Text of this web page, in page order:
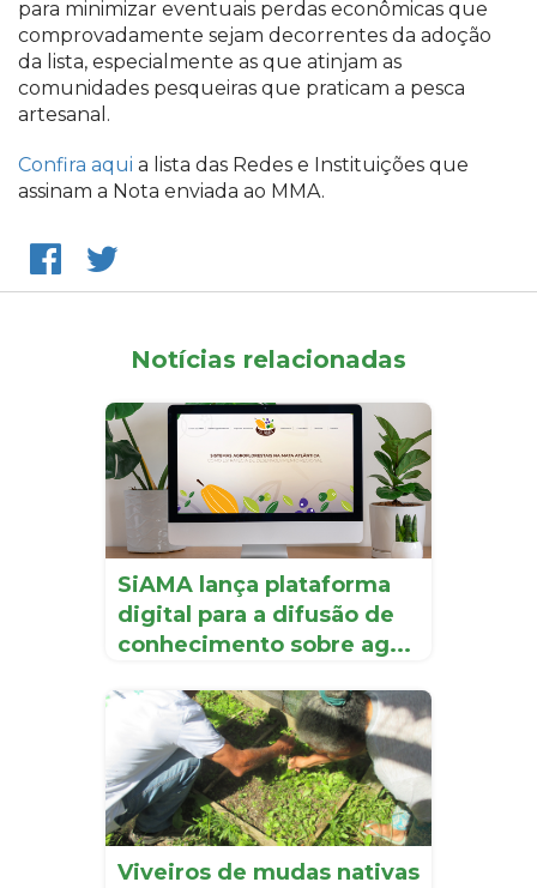
para minimizar eventuais perdas econômicas que
comprovadamente sejam decorrentes da adoção
da lista, especialmente as que atinjam as
comunidades pesqueiras que praticam a pesca
artesanal.
Confira aqui a lista das Redes e Instituições que
assinam a Nota enviada ao MMA.
Notícias relacionadas
SiAMA lança plataforma
digital para a difusão de
conhecimento sobre ag...
Viveiros de mudas nativas